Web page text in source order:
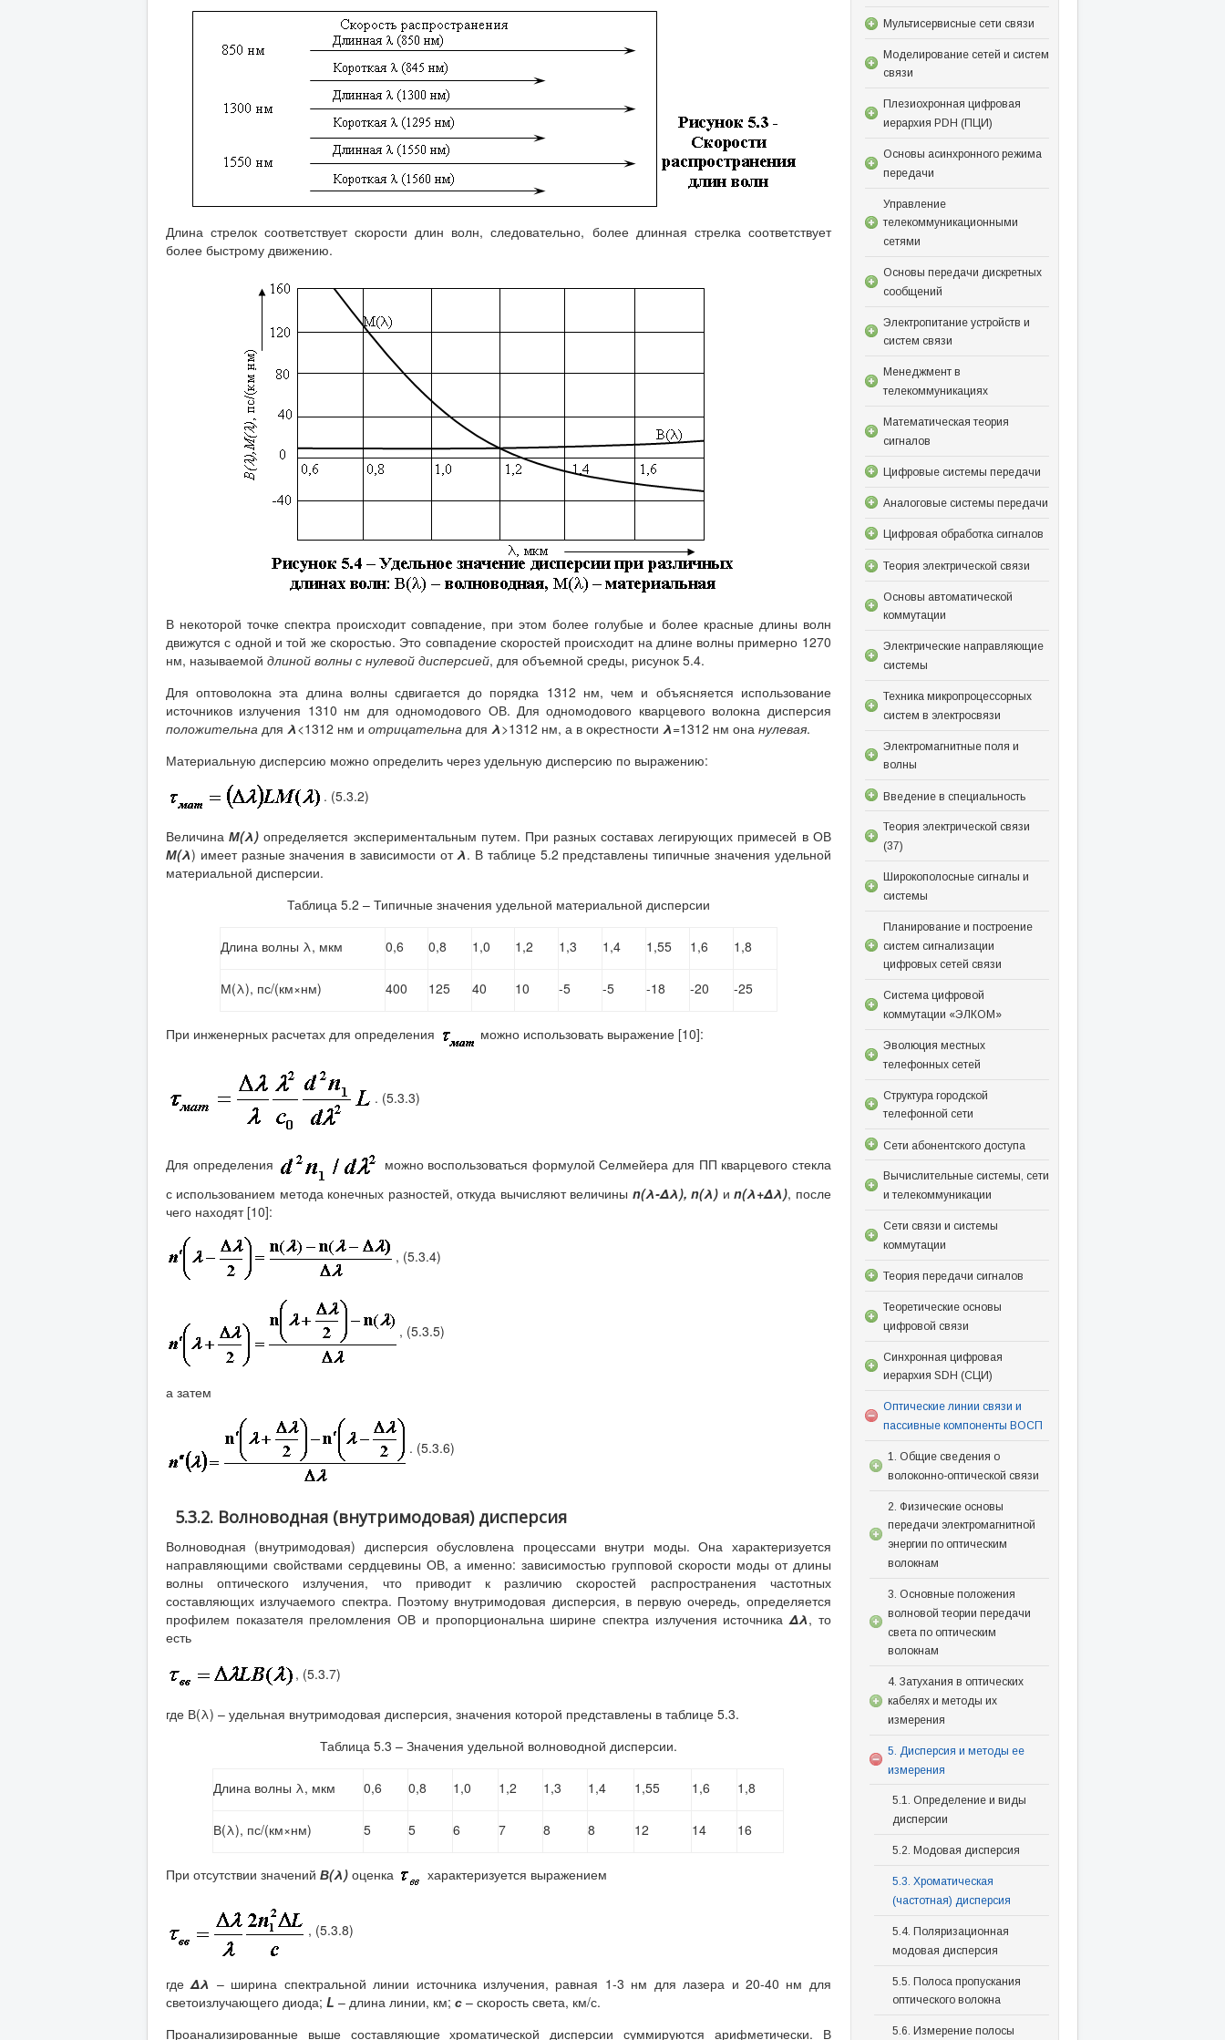
Длина стрелок соответствует скорости длин волн, следовательно, более длинная стрелка соответствует
более быстрому движению.
В некоторой точке спектра происходит совпадение, при этом более голубые и более красные длины волн
движутся с одной и той же скоростью. Это совпадение скоростей происходит на длине волны примерно 1270
нм, называемой длиной волны с нулевой дисперсией, для объемной среды, рисунок 5.4.
Для оптоволокна эта длина волны сдвигается до порядка 1312 нм, чем и объясняется использование
источников излучения 1310 нм для одномодового ОВ. Для одномодового кварцевого волокна дисперсия
положительна для λ<1312 нм и отрицательна для λ>1312 нм, а в окрестности λ=1312 нм она нулевая.
Материальную дисперсию можно определить через удельную дисперсию по выражению:
. (5.3.2)
ВеличинаМ(λ)определяется экспериментальным путем. При разных составах легирующих примесей в ОВ
М(λ) имеет разные значения в зависимости отλ. В таблице 5.2 представлены типичные значения удельной
материальной дисперсии.
Таблица 5.2 – Типичные значения удельной материальной дисперсии
Длина волны λ, мкм 0,6 0,8 1,0 1,2 1,3 1,4 1,55 1,6 1,8
М(λ), пс/(км×нм) 400 125 40 10 -5 -5 -18 -20 -25
При инженерных расчетах для определения можно использовать выражение [10]:
. (5.3.3)
Для определения
можно воспользоваться формулой Селмейера для ПП кварцевого стекла
с использованием метода конечных разностей, откуда вычисляют величины n(λ-Δλ),n(λ) иn(λ+Δλ), после
чего находят [10]:
, (5.3.4)
, (5.3.5)
а затем
. (5.3.6)
5.3.2. Волноводная (внутримодовая) дисперсия
Волноводная (внутримодовая) дисперсия обусловлена процессами внутри моды. Она характеризуется
направляющими свойствами сердцевины ОВ, а именно: зависимостью групповой скорости моды от длины
волны оптического излучения, что приводит к различию скоростей распространения частотных
составляющих излучаемого спектра. Поэтому внутримодовая дисперсия, в первую очередь, определяется
профилем показателя преломления ОВ и пропорциональна ширине спектра излучения источникаΔλ, то
есть
, (5.3.7)
где В(λ) – удельная внутримодовая дисперсия, значения которой представлены в таблице 5.3.
Таблица 5.3 – Значения удельной волноводной дисперсии.
Длина волны λ, мкм 0,6 0,8 1,0 1,2 1,3 1,4 1,55 1,6 1,8
В(λ), пс/(км×нм) 5 5 6 7 8 8 12 14 16
При отсутствии значений В(λ) оценка характеризуется выражением
, (5.3.8)
гдеΔλ – ширина спектральной линии источника излучения, равная 1-3 нм для лазера и 20-40 нм для
светоизлучающего диода; L – длина линии, км; с – скорость света, км/с.
Проанализированные выше составляющие хроматической дисперсии суммируются арифметически. В
Мультисервисные сети связи
Моделирование сетей и систем
связи
Плезиохронная цифровая
иерархия PDH (ПЦИ)
Основы асинхронного режима
передачи
Управление
телекоммуникационными
сетями
Основы передачи дискретных
сообщений
Электропитание устройств и
систем связи
Менеджмент в
телекоммуникациях
Математическая теория
сигналов
Цифровые системы передачи
Аналоговые системы передачи
Цифровая обработка сигналов
Теория электрической связи
Основы автоматической
коммутации
Электрические направляющие
системы
Техника микропроцессорных
систем в электросвязи
Электромагнитные поля и
волны
Введение в специальность
Теория электрической связи
(37)
Широкополосные сигналы и
системы
Планирование и построение
систем сигнализации
цифровых сетей связи
Система цифровой
коммутации «ЭЛКОМ»
Эволюция местных
телефонных сетей
Структура городской
телефонной сети
Сети абонентского доступа
Вычислительные системы, сети
и телекоммуникации
Сети связи и системы
коммутации
Теория передачи сигналов
Теоретические основы
цифровой связи
Синхронная цифровая
иерархия SDH (СЦИ)
Оптические линии связи и
пассивные компоненты ВОСП
1. Общие сведения о
волоконно-оптической связи
2. Физические основы
передачи электромагнитной
энергии по оптическим
волокнам
3. Основные положения
волновой теории передачи
света по оптическим
волокнам
4. Затухания в оптических
кабелях и методы их
измерения
5. Дисперсия и методы ее
измерения
5.1. Определение и виды
дисперсии
5.2. Модовая дисперсия
5.3. Хроматическая
(частотная) дисперсия
5.4. Поляризационная
модовая дисперсия
5.5. Полоса пропускания
оптического волокна
5.6. Измерение полосы